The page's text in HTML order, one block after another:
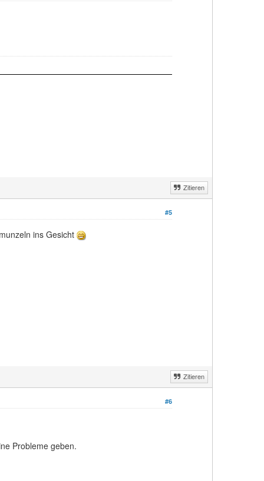
Zitieren
#5
ins Gesicht
Zitieren
#6
Probleme geben.